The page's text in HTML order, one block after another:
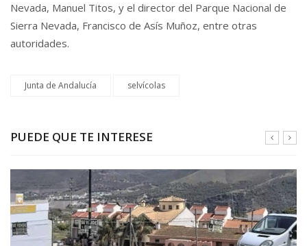
Nevada, Manuel Titos, y el director del Parque Nacional de
Sierra Nevada, Francisco de Asís Muñoz, entre otras
autoridades.
Junta de Andalucía selvícolas
PUEDE QUE TE INTERESE